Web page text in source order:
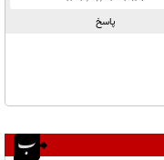
پاسخ